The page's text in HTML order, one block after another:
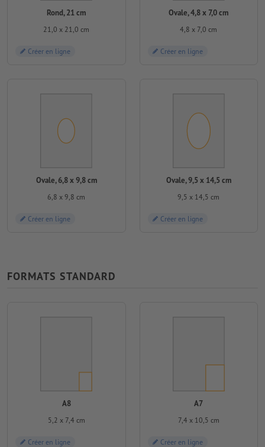
Rond, 21 cm
21,0 x 21,0 cm
Créer en ligne
Ovale, 4,8 x 7,0 cm
4,8 x 7,0 cm
Créer en ligne
Ovale, 6,8 x 9,8 cm
6,8 x 9,8 cm
Créer en ligne
Ovale, 9,5 x 14,5 cm
9,5 x 14,5 cm
Créer en ligne
FORMATS STANDARD
A8
5,2 x 7,4 cm
Créer en ligne
A7
7,4 x 10,5 cm
Créer en ligne